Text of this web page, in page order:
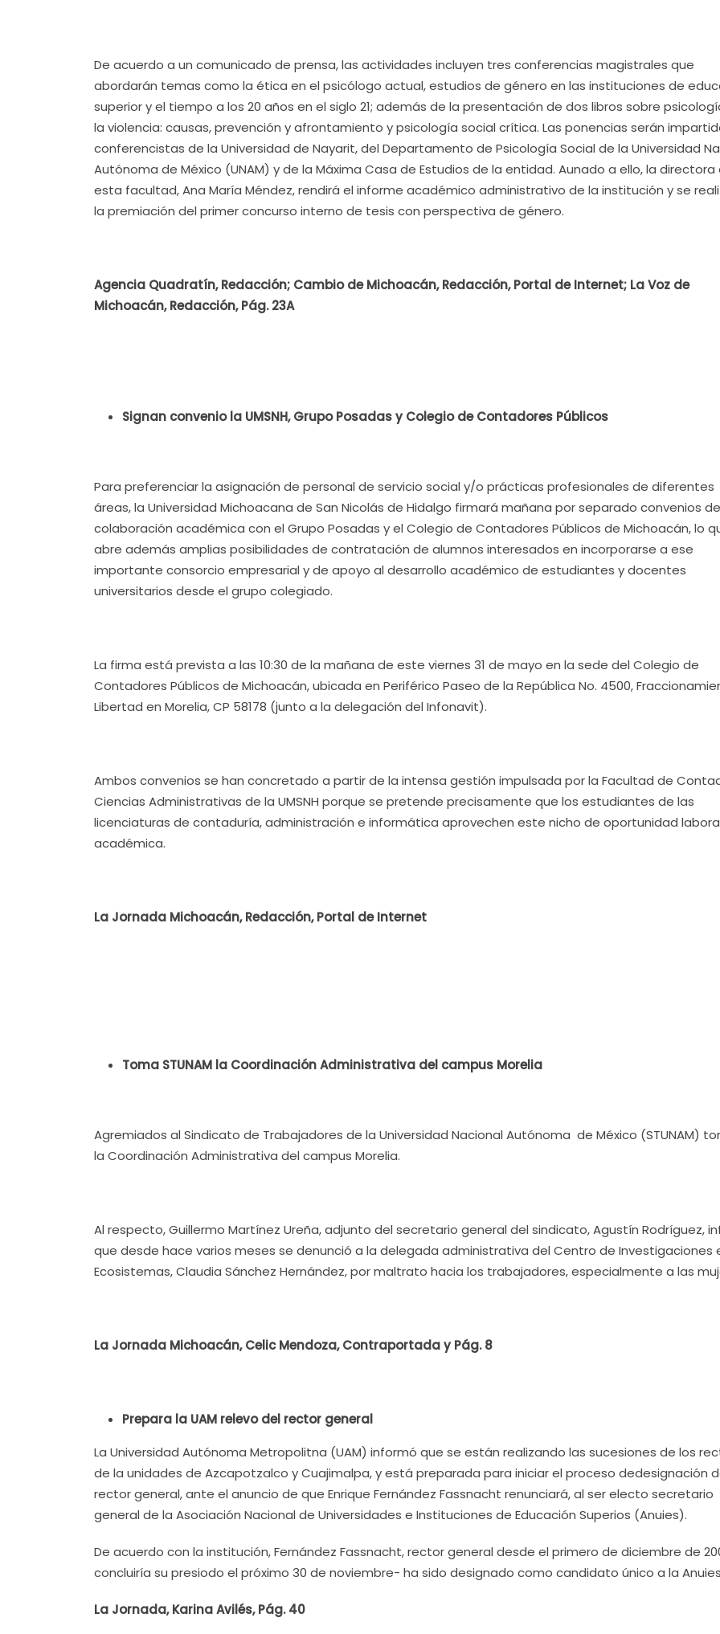
De acuerdo a un comunicado de prensa, las actividades incluyen tres conferencias magistrales que
abordarán temas como la ética en el psicólogo actual, estudios de género en las instituciones de
superior y el tiempo a los 20 años en el siglo 21; además de la presentación de dos libros sobre
la violencia: causas, prevención y afrontamiento y psicología social crítica. Las ponencias serán
conferencistas de la Universidad de Nayarit, del Departamento de Psicología Social de la Universidad
Autónoma de México (UNAM) y de la Máxima Casa de Estudios de la entidad. Aunado a ello, la directora
esta facultad, Ana María Méndez, rendirá el informe académico administrativo de la institución y se
la premiación del primer concurso interno de tesis con perspectiva de género.
Agencia Quadratín, Redacción; Cambio de Michoacán, Redacción, Portal de Internet; La Voz de
Michoacán, Redacción, Pág. 23A
Signan convenio la UMSNH, Grupo Posadas y Colegio de Contadores Públicos
Para preferenciar la asignación de personal de servicio social y/o prácticas profesionales de diferentes
áreas, la Universidad Michoacana de San Nicolás de Hidalgo firmará mañana por separado convenios de
colaboración académica con el Grupo Posadas y el Colegio de Contadores Públicos de Michoacán, lo
abre además amplias posibilidades de contratación de alumnos interesados en incorporarse a ese
importante consorcio empresarial y de apoyo al desarrollo académico de estudiantes y docentes
universitarios desde el grupo colegiado.
La firma está prevista a las 10:30 de la mañana de este viernes 31 de mayo en la sede del Colegio de
Contadores Públicos de Michoacán, ubicada en Periférico Paseo de la República No. 4500,
Libertad en Morelia, CP 58178 (junto a la delegación del Infonavit).
Ambos convenios se han concretado a partir de la intensa gestión impulsada por la Facultad de
Ciencias Administrativas de la UMSNH porque se pretende precisamente que los estudiantes de las
licenciaturas de contaduría, administración e informática aprovechen este nicho de oportunidad
académica.
La Jornada Michoacán, Redacción, Portal de Internet
Toma STUNAM la Coordinación Administrativa del campus Morelia
Agremiados al Sindicato de Trabajadores de la Universidad Nacional Autónoma de México (STUNAM)
la Coordinación Administrativa del campus Morelia.
Al respecto, Guillermo Martínez Ureña, adjunto del secretario general del sindicato, Agustín Rodríguez,
que desde hace varios meses se denunció a la delegada administrativa del Centro de Investigaciones
Ecosistemas, Claudia Sánchez Hernández, por maltrato hacia los trabajadores, especialmente a las
La Jornada Michoacán, Celic Mendoza, Contraportada y Pág. 8
Prepara la UAM relevo del rector general
La Universidad Autónoma Metropolitna (UAM) informó que se están realizando las sucesiones de los
de la unidades de Azcapotzalco y Cuajimalpa, y está preparada para iniciar el proceso dedesignación
rector general, ante el anuncio de que Enrique Fernández Fassnacht renunciará, al ser electo secretario
general de la Asociación Nacional de Universidades e Instituciones de Educación Superios (Anuies).
De acuerdo con la institución, Fernández Fassnacht, rector general desde el primero de diciembre de
concluiría su presiodo el próximo 30 de noviembre- ha sido designado como candidato único a la
La Jornada, Karina Avilés, Pág. 40